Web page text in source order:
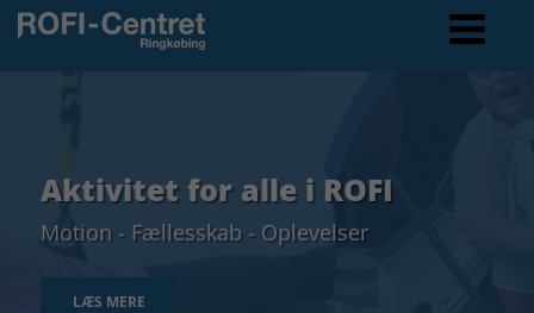
Aktivitet for alle i ROFI
Motion - Fællesskab - Oplevelser
LÆS MERE